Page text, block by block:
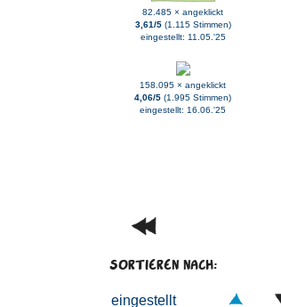
82.485 × angeklickt
3,61/5(1.115 Stimmen)
eingestellt: 11.05.'25
158.095 × angeklickt
4,06/5 (1.995 Stimmen)
eingestellt: 16.06.'25
SORTIEREN NACH:
eingestellt